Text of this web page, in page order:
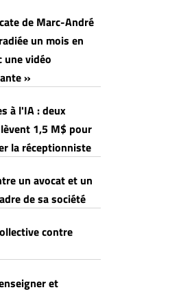
de Marc-André
un mois en
une vidéo
»
à l'IA : deux
1,5 M$ pour
la réceptionniste
un avocat et un
de sa société
contre
et